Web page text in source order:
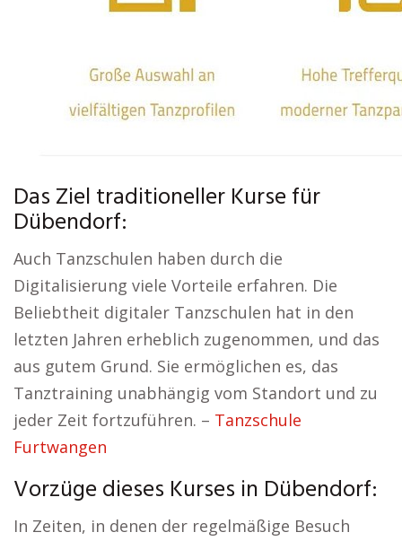
Das Ziel traditioneller Kurse für
Dübendorf:
Auch Tanzschulen haben durch die
Digitalisierung viele Vorteile erfahren. Die
Beliebtheit digitaler Tanzschulen hat in den
letzten Jahren erheblich zugenommen, und das
aus gutem Grund. Sie ermöglichen es, das
Tanztraining unabhängig vom Standort und zu
jeder Zeit fortzuführen. – Tanzschule
Furtwangen
Vorzüge dieses Kurses in Dübendorf:
In Zeiten, in denen der regelmäßige Besuch